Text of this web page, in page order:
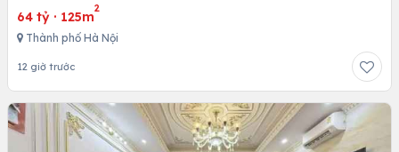
64 tỷ · 125m
2
Thành phố Hà Nội
12 giờ trước